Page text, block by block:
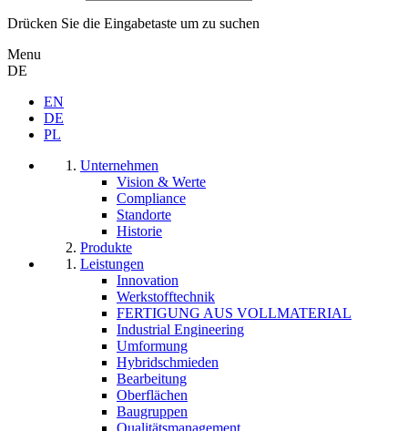
Drücken Sie die Eingabetaste um zu suchen
Menu
DE
EN
DE
PL
Unternehmen
Vision & Werte
Compliance
Standorte
Historie
Produkte
Leistungen
Innovation
Werkstofftechnik
FERTIGUNG AUS VOLLMATERIAL
Industrial Engineering
Umformung
Hybridschmieden
Bearbeitung
Oberflächen
Baugruppen